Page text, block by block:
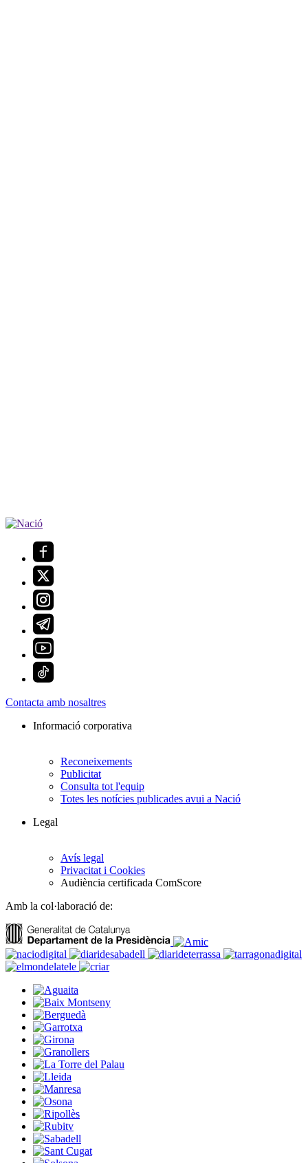
Contacta amb nosaltres
Informació corporativa
Reconeixements
Publicitat
Consulta tot l'equip
Totes les notícies publicades avui a Nació
Legal
Avís legal
Privacitat i Cookies
Audiència certificada ComScore
Amb la col·laboració de: